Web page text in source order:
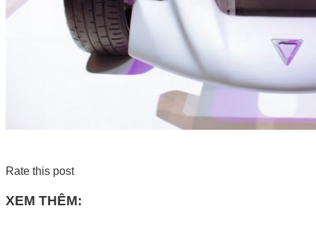
Rate this post
XEM THÊM: